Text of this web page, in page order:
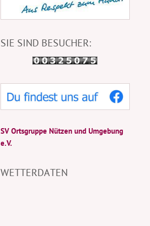
SIE SIND BESUCHER:
SV Ortsgruppe Nützen und Umgebung
e.V.
WETTERDATEN